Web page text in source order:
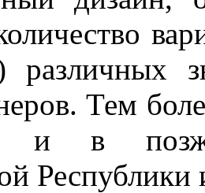
различных
Тем
и в
Республики